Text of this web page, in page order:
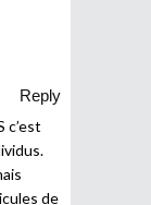
Reply
c’est
de